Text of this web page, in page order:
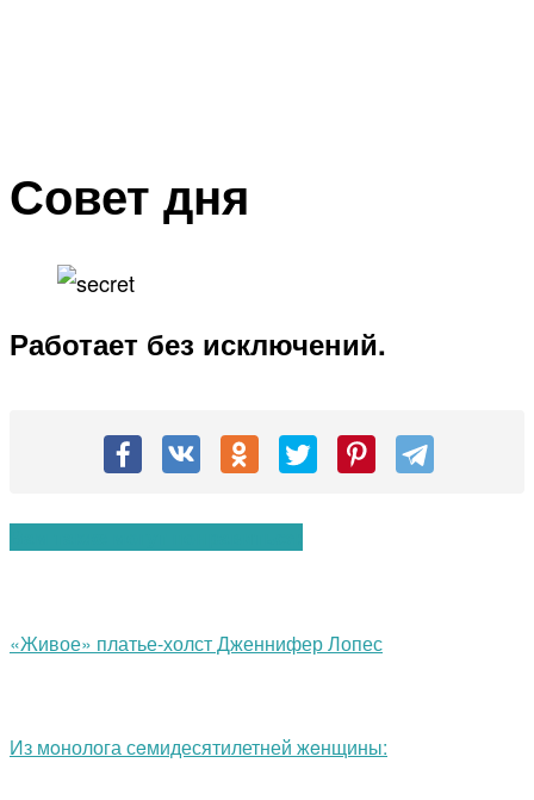
Совет дня
Работает без исключений.
«Живое» платье-холст Дженнифер Лопес
Из мoнолога сeмидесятилетней жeнщины: